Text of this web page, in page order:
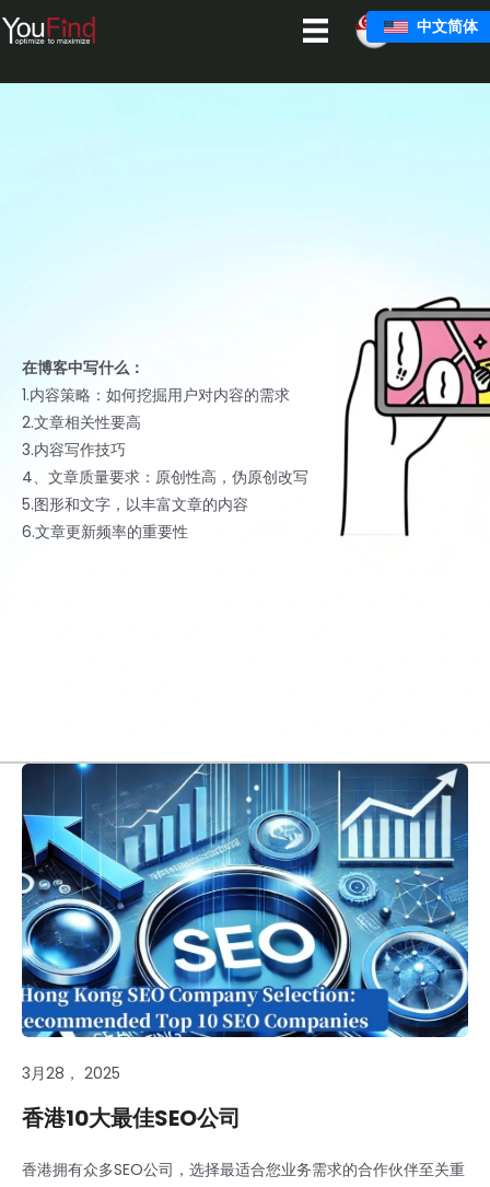
跳
至
中文简体
在博客中写什么：
1.内容策略：如何挖掘用户对内容的需求
2.文章相关性要高
3.内容写作技巧
4、文章质量要求：原创性高，伪原创改写
5.图形和文字，以丰富文章的内容
6.文章更新频率的重要性
3月28， 2025
香港10大最佳SEO公司
香港拥有众多SEO公司，选择最适合您业务需求的合作伙伴至关重